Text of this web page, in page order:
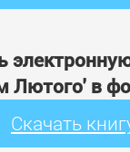
Лютого' в
Скачать